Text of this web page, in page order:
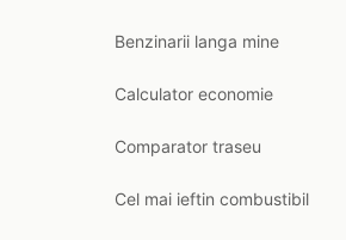
Benzinarii langa mine
Calculator economie
Comparator traseu
Cel mai ieftin combustibil